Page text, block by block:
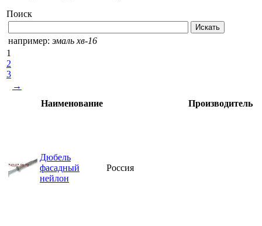
Поиск
например: эмаль хв-16
1
2
3
→
Наименование
Производитель
Дюбель
фасадный
нейлон
Россия